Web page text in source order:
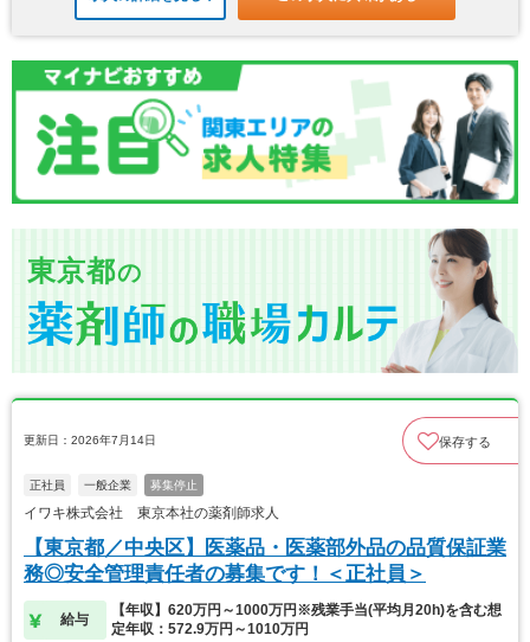
東京都の
更新日：2026年7月14日 保存する
正社員 一般企業 募集停止
イワキ株式会社 東京本社の薬剤師求人
【東京都／中央区】医薬品・医薬部外品の品質保証業
務◎安全管理責任者の募集です！＜正社員＞
給与
【年収】620万円～1000万円※残業手当(平均月20h)を含む想
定年収：572.9万円～1010万円